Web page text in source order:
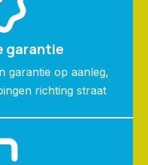
garantie
garantie op aanleg,
richting straat